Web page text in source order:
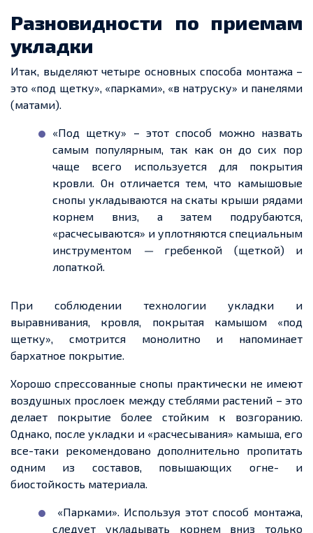
Разновидности по приемам
укладки
Итак, выделяют четыре основных способа монтажа –
это «под щетку», «парками», «в натруску» и панелями
(матами).
«Под щетку» – этот способ можно назвать
самым популярным, так как он до сих пор
чаще всего используется для покрытия
кровли. Он отличается тем, что камышовые
снопы укладываются на скаты крыши рядами
корнем вниз, а затем подрубаются,
«расчесываются» и уплотняются специальным
инструментом
— гребенкой (щеткой) и
лопаткой.
При соблюдении технологии укладки и
выравнивания, кровля, покрытаякамышом «под
щетку», смотрится монолитно и напоминает
бархатное покрытие.
Хорошо спрессованные снопы практически не имеют
воздушных прослоек между стеблями растений – это
делает покрытие более стойким к возгоранию.
Однако, после укладки и «расчесывания» камыша, его
все-таки рекомендовано дополнительно пропитать
одним из составов, повышающих огне- и
биостойкость материала.
«Парками». Используя этот способ монтажа,
следует укладывать корнем вниз только